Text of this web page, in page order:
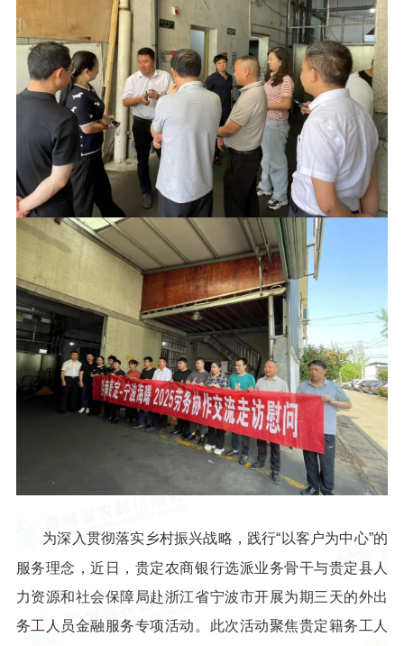
为深入贯彻落实乡村振兴战略，践行“以客户为中心”的
服务理念，近日，贵定农商银行选派业务骨干与贵定县人
力资源和社会保障局赴浙江省宁波市开展为期三天的外出
务工人员金融服务专项活动。此次活动聚焦贵定籍务工人